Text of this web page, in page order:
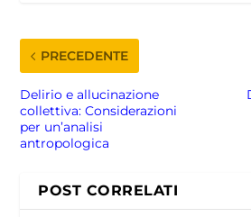
PRECEDENTE
Delirio e allucinazione
collettiva: Considerazioni
per un’analisi
antropologica
POST CORRELATI